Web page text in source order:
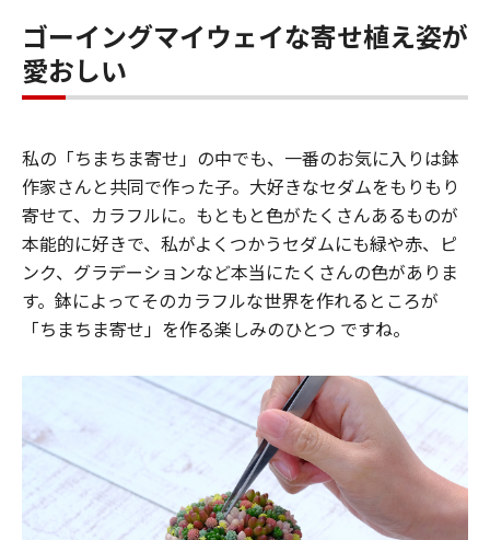
ゴーイングマイウェイな寄せ植え姿が
愛おしい
私の「ちまちま寄せ」の中でも、一番のお気に入りは鉢
作家さんと共同で作った子。大好きなセダムをもりもり
寄せて、カラフルに。もともと色がたくさんあるものが
本能的に好きで、私がよくつかうセダムにも緑や赤、ピ
ンク、グラデーションなど本当にたくさんの色がありま
す。鉢によってそのカラフルな世界を作れるところが
「ちまちま寄せ」を作る楽しみのひとつ ですね。